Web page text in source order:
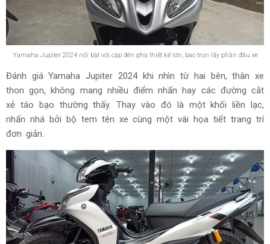
Yamaha Jupiter 2024 nổi bật với cặp đèn pha thiết kế lớn, bao trọn lấy phần đầu xe
Đánh giá Yamaha Jupiter 2024 khi nhìn từ hai bên, thân xe
thon gọn, không mang nhiều điểm nhấn hay các đường cắt
xẻ táo bạo thường thấy. Thay vào đó là một khối liền lạc,
nhấn nhá bởi bộ tem tên xe cùng một vài họa tiết trang trí
đơn giản.